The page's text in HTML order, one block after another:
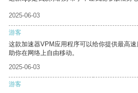
2025-06-03
游客
这款加速器VPM应用程序可以给你提供最高
助你在网络上自由移动。
2025-06-03
游客